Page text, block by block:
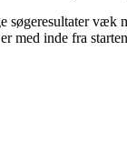
væk
med inde fra